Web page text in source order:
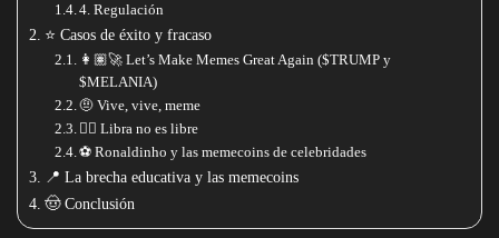
4. Regulación
⭐️ Casos de éxito y fracaso
👩🏽‍🚀 Let’s Make Memes Great Again ($TRUMP y
$MELANIA)
🤨 Vive, vive, meme
🙂‍↕️ Libra no es libre
⚽️ Ronaldinho y las memecoins de celebridades
📍 La brecha educativa y las memecoins
🤠 Conclusión